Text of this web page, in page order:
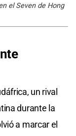
el Seven de Hong
un rival
durante la
a marcar el